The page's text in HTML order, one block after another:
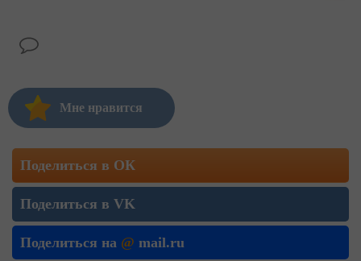
Мне нравится
Поделиться в ОК
Поделиться в VK
Поделиться на @ mail.ru